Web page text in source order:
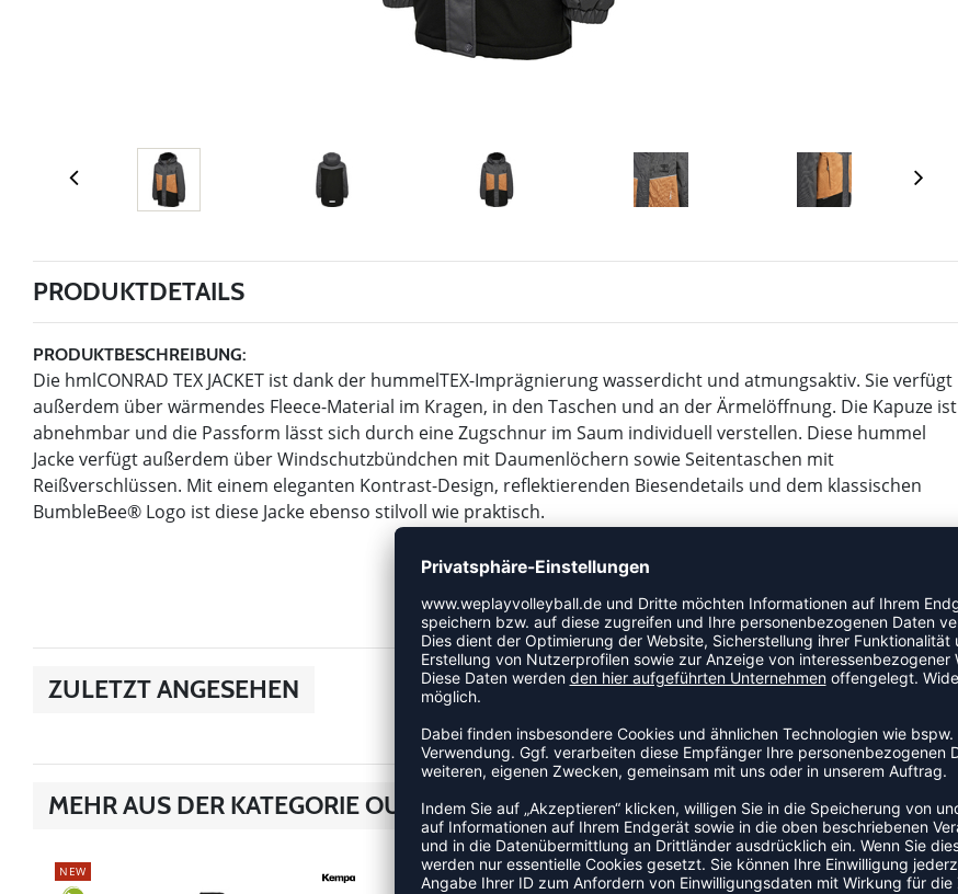
PRODUKTDETAILS
PRODUKTBESCHREIBUNG:
Die hmlCONRAD TEX JACKET ist dank der hummelTEX-Imprägnierung wasserdicht und atmungsaktiv. Sie verfügt
außerdem über wärmendes Fleece-Material im Kragen, in den Taschen und an der Ärmelöffnung. Die Kapuze ist
abnehmbar und die Passform lässt sich durch eine Zugschnur im Saum individuell verstellen. Diese hummel
Jacke verfügt außerdem über Windschutzbündchen mit Daumenlöchern sowie Seitentaschen mit
Reißverschlüssen. Mit einem eleganten Kontrast-Design, reflektierenden Biesendetails und dem klassischen
BumbleBee® Logo ist diese Jacke ebenso stilvoll wie praktisch.
ZULETZT ANGESEHEN
MEHR AUS DER KATEGORIE OUTDOOR JACKEN
NEW NEW NEW